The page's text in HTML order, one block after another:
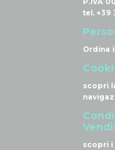
tel. +39
Ordina
scopri
scopri i